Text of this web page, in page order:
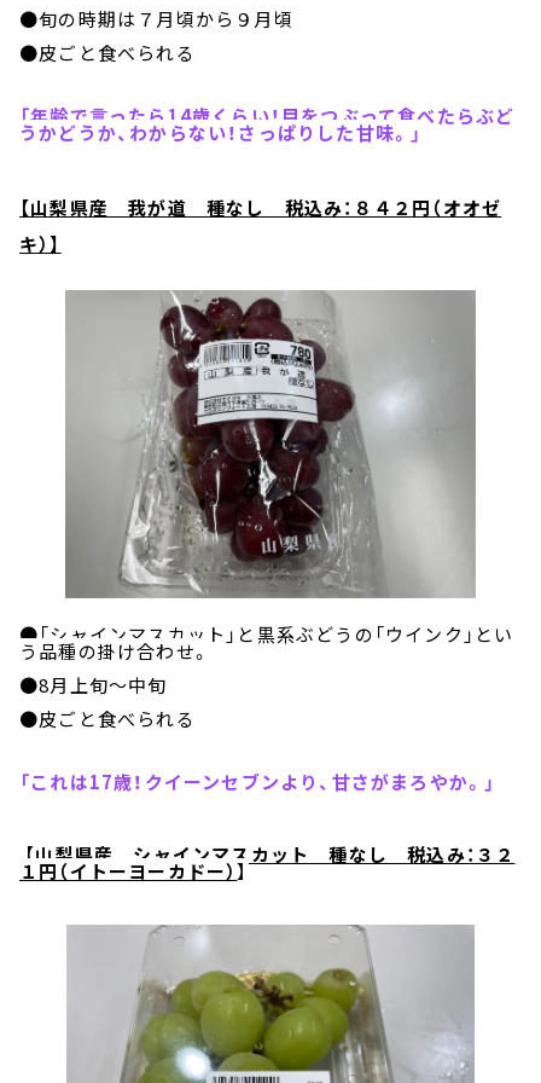
●旬の時期は７月頃から９月頃
●皮ごと食べられる
「年齢で言ったら14歳くらい！目をつぶって食べたらぶど
うかどうか、わからない！さっぱりした甘味。」
【山梨県産 我が道 種なし 税込み：８４２円（オオゼ
キ）】
●「シャインマスカット」と黒系ぶどうの「ウインク」とい
う品種の掛け合わせ。
●8月上旬～中旬
●皮ごと食べられる
「これは17歳！クイーンセブンより、甘さがまろやか。」
【山梨県産 シャインマスカット 種なし 税込み：３２
１円（イトーヨーカドー）】